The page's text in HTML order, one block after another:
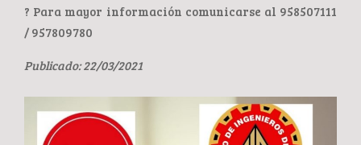
? Para mayor información comunicarse al 958507111
/ 957809780
Publicado: 22/03/2021